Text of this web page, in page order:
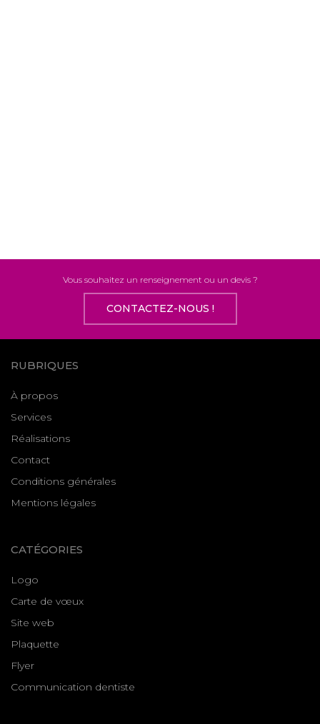
Vous souhaitez un renseignement ou un devis ?
CONTACTEZ-NOUS !
RUBRIQUES
À propos
Services
Réalisations
Contact
Conditions générales
Mentions légales
CATÉGORIES
Logo
Carte de vœux
Site web
Plaquette
Flyer
Communication dentiste